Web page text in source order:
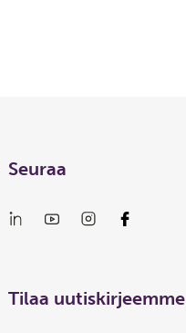
Seuraa
Tilaa uutiskirjeemme